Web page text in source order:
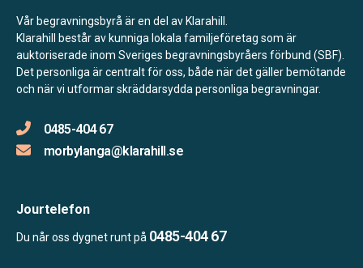
Vår begravningsbyrå är en del av Klarahill.
Klarahill består av kunniga lokala familjeföretag som är
auktoriserade inom Sveriges begravningsbyråers förbund (SBF).
Det personliga är centralt för oss, både när det gäller bemötande
och när vi utformar skräddarsydda personliga begravningar.
0485-404 67
morbylanga@klarahill.se
Jourtelefon
Du når oss dygnet runt på 0485-404 67